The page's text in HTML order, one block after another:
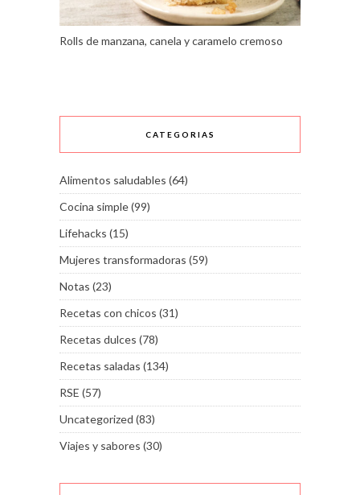
Rolls de manzana, canela y caramelo cremoso
CATEGORIAS
Alimentos saludables (64)
Cocina simple(99)
Lifehacks (15)
Mujeres transformadoras (59)
Notas (23)
Recetas con chicos (31)
Recetas dulces (78)
Recetas saladas (134)
RSE (57)
Uncategorized (83)
Viajes y sabores (30)